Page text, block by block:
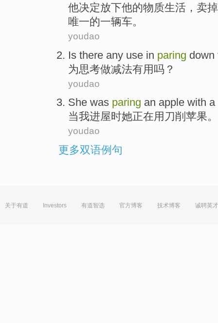
他决定放下他的物质生活 ， 卖掉
唯一的一辆车。
youdao
Is there any use in paring down
为思考做减法有用吗？
youdao
She was paring an apple with a
当我进屋时她正在用 刀削 苹果。
youdao
更多双语例句
关于有道 Investors 有道智选 官方博客 技术博客 诚聘英才